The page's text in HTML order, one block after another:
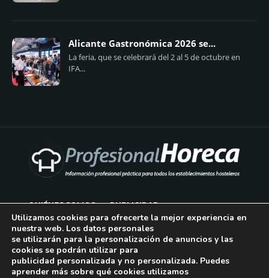
Alicante Gastronómica 2026 se...
La feria, que se celebrará del 2 al 5 de octubre en
IFA...
QUIÉNES SOMOS PUBLICIDAD
AVISO LEGAL
POLÍTICA DE COOKIES
Utilizamos cookies para ofrecerte la mejor experiencia en
nuestra web. Los datos personales
se utilizarán para la personalización de anuncios y las
cookies se podrán utilizar para
publicidad personalizada y no personalizada. Puedes
aprender más sobre qué cookies utilizamos